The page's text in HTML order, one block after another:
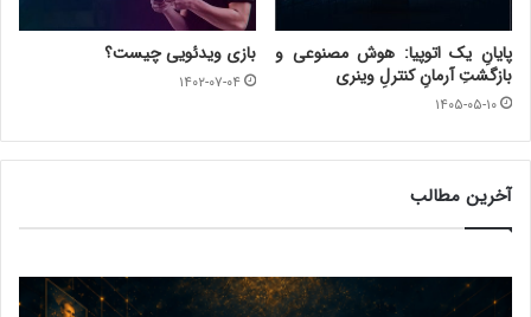
پایانِ یک اتوپیا: هوش مصنوعی و
بازگشتِ آرمانِ کنترلِ وینری
۱۴۰۵-۰۵-۱۰
بازی ویدئویی چیست؟
۱۴۰۲-۰۷-۰۴
آخرین مطالب